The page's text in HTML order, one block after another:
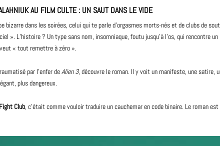
AU FILM CULTE : UN SAUT DANS LE VIDE
bizarre dans les soirées, celui qui te parle d’orgasmes morts-nés et de clubs de
». L’histoire ? Un type sans nom, insomniaque, foutu jusqu’à l’os, qui rencontre
« tout remettre à zéro ».
par l’enfer deAlien 3, découvre le roman. Il y voit un manifeste, une satire,
plus dangereux.
Fight Club, c’était comme vouloir traduire un cauchemar en code binaire. Le roman